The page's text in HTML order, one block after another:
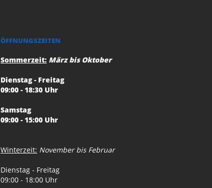
ÖFFNUNGSZEITEN
Sommerzeit: März bis Oktober
Dienstag - Freitag
09:00 - 18:30 Uhr
Samstag
09:00 - 15:00 Uhr
Winterzeit: November bis Februar
Dienstag - Freitag
09:00 - 18:00 Uhr